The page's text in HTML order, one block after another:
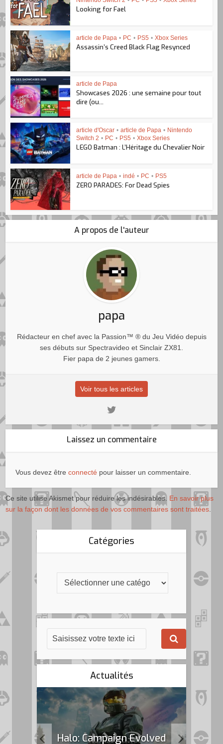
Looking for Fael
article de Papa • PC • PS5 • Xbox Series
Assassin’s Creed Black Flag Resynced
article de Papa
Showcases 2026 : une semaine pour tout
dire (ou...
article d'Oscar • article de Papa • Nintendo
Switch 2 • PC • PS5 • Xbox Series
LEGO Batman : L’Héritage du Chevalier Noir
article de Papa • indé • PC • PS5
ZERO PARADES: For Dead Spies
A propos de l'auteur
papa
Rédacteur en chef avec la Passion™ ® du Jeu Vidéo depuis
ses débuts sur Spectravideo et Sinclair ZX81.
Fier papa de 2 jeunes gamers.
Voir tous les articles
Laissez un commentaire
Vous devez êtreconnecté pour laisser un commentaire.
Ce site utilise Akismet pour réduire les indésirables. En savoir plus
sur la façon dont les données de vos commentaires sont traitées
Catégories
Actualités
Halo: Campaign Evolved